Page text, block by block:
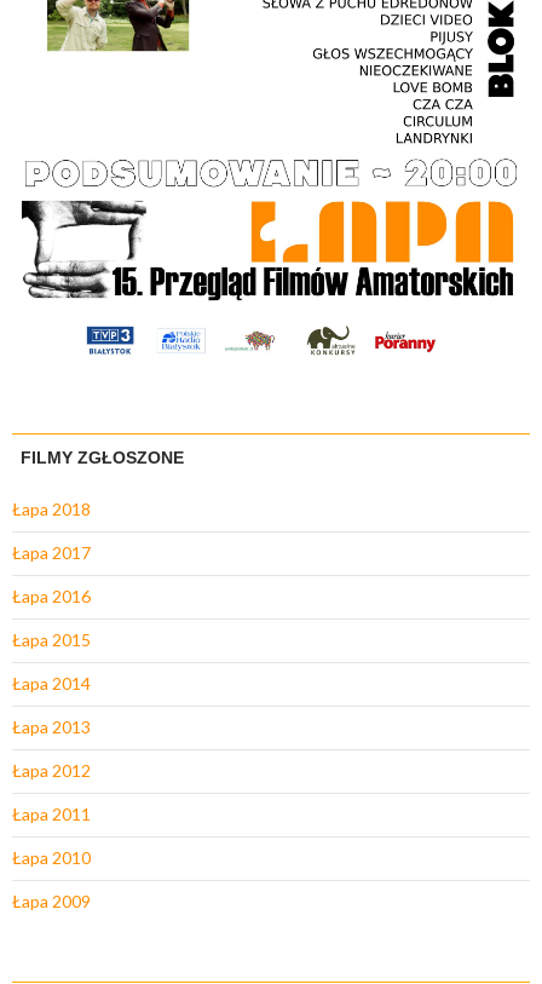
FILMY ZGŁOSZONE
Łapa 2018
Łapa 2017
Łapa 2016
Łapa 2015
Łapa 2014
Łapa 2013
Łapa 2012
Łapa 2011
Łapa 2010
Łapa 2009